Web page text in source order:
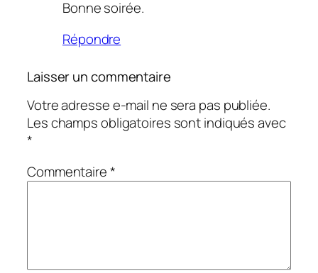
Bonne soirée.
Répondre
Laisser un commentaire
Votre adresse e-mail ne sera pas publiée.
Les champs obligatoires sont indiqués avec
*
Commentaire*